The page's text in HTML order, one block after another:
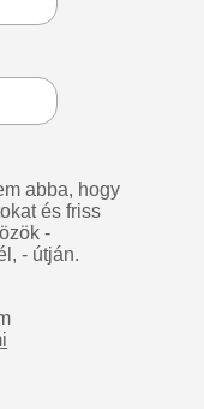
abba, hogy
és friss
-
- útján.